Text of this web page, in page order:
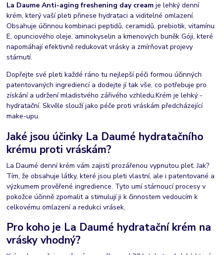
La Daume Anti-aging freshening day creamje lehký denní
krém, který vaší pleti přinese hydrataci a viditelné omlazení.
Obsahuje účinnou kombinaci peptidů, ceramidů, prebiotik, vitamínu
E, opunciového oleje, aminokyselin a kmenových buněk Góji, které
napomáhají efektivně redukovat vrásky a zmírňovat projevy
stárnutí.
Dopřejte své pleti každé ráno tu nejlepší péči formou účinných
patentovaných ingrediencí a dodejte jí tak vše, co potřebuje pro
získání a udržení mladistvého zářivého vzhledu.Krém je lehký -
hydratační. Skvěle slouží jako péče proti vráskám předcházející
make-upu.
Jaké jsou účinky La Daumé hydratačního
krému proti vráskám?
La Daumé denní krém vám zajistí prozářenou vypnutou pleť. Jak?
Tím, že obsahuje látky, které jsou pleti vlastní, ale i patentované a
výzkumem prověřené ingredience. Tyto umí stárnoucí procesy v
pokožce účinně zpomalit a stimulují ji k činnostem vedoucím k
celkovému omlazení a redukci vrásek.
Pro koho je La Daumé hydratační krém na
vrásky vhodný?